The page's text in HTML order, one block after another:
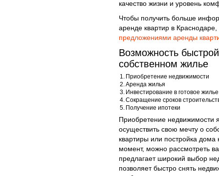
качество жизни и уровень
Чтобы получить больше
аренде квартир в
предложениями аренды
Возможность
собственном жилье
1. Приобретение недвижимости
2.Аренда жилья
3. Инвестирование в готовое жилье
4.Сокращение сроков
5. Получение ипотеки
Приобретение недвижимости
осуществить свою мечту о
квартиры или постройка
момент, можно рассмотреть
предлагает широкий выбор
позволяет быстро снять